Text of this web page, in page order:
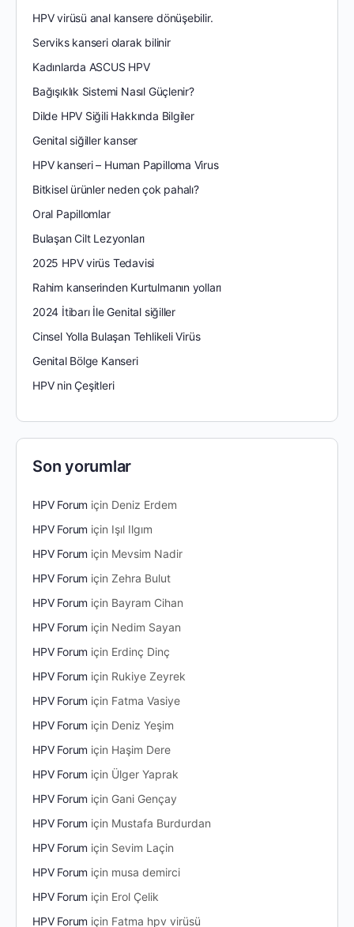
HPV virüsü anal kansere dönüşebilir.
Serviks kanseri olarak bilinir
Kadınlarda ASCUS HPV
Bağışıklık Sistemi Nasıl Güçlenir?
Dilde HPV Siğili Hakkında Bilgiler
Genital siğiller kanser
HPV kanseri – Human Papilloma Virus
Bitkisel ürünler neden çok pahalı?
Oral Papillomlar
Bulaşan Cilt Lezyonları
2025 HPV virüs Tedavisi
Rahim kanserinden Kurtulmanın yolları
2024 İtibarı İle Genital siğiller
Cinsel Yolla Bulaşan Tehlikeli Virüs
Genital Bölge Kanseri
HPV nin Çeşitleri
Son yorumlar
HPV Forum için Deniz Erdem
HPV Forum için Işıl Ilgım
HPV Forum için Mevsim Nadir
HPV Forum içinZehra Bulut
HPV Forum için Bayram Cihan
HPV Forum için Nedim Sayan
HPV Forum için Erdinç Dinç
HPV Forum için Rukiye Zeyrek
HPV Forum için Fatma Vasiye
HPV Forum için Deniz Yeşim
HPV Forum için Haşim Dere
HPV Forum için Ülger Yaprak
HPV Forum için Gani Gençay
HPV Forum için Mustafa Burdurdan
HPV Forum için Sevim Laçin
HPV Forum için musa demirci
HPV Forum için Erol Çelik
HPV Forum için Fatma hpv virüsü